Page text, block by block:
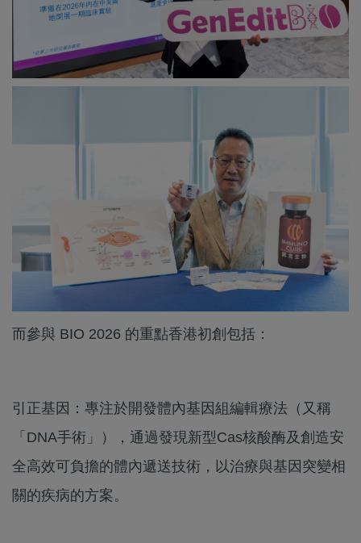
而參與 BIO 2026 的重點香港初創包括：
引正基因：專注於開發體內基因組編輯療法（又稱
「DNA手術」），通過發現新型Cas核酸酶及創造安
全高效可負擔的體內遞送技術，以治療與基因突變相
關的疾病的方案。